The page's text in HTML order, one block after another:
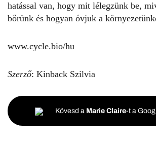
hatással van, hogy mit lélegzünk be,
bőrünk és hogyan óvjuk a
www.cycle.bio/hu
Szerző: Kinback Szilvia
Kövesd a Marie Claire-t a